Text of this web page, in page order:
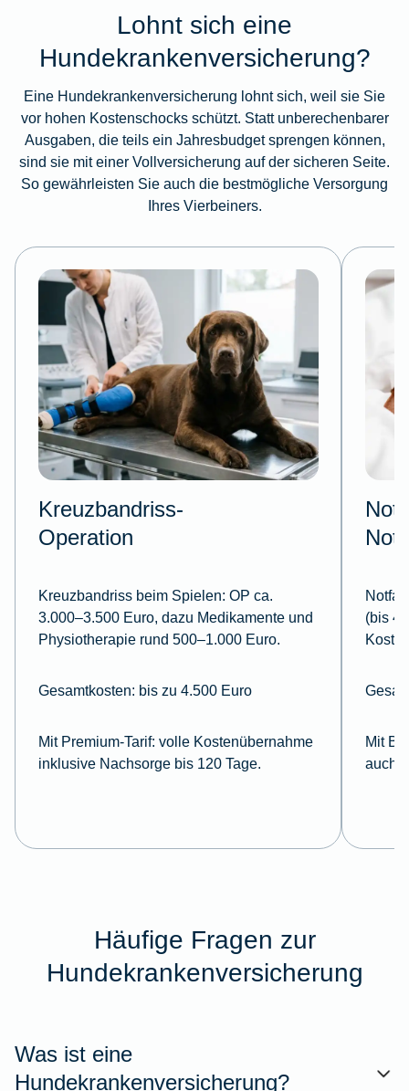
Lohnt sich eine
Hundekrankenversicherung?
Eine Hundekrankenversicherung lohnt sich, weil sie Sie
vor hohen Kostenschocks schützt. Statt unberechenbarer
Ausgaben, die teils ein Jahresbudget sprengen können,
sind sie mit einer Vollversicherung auf der sicheren Seite.
So gewährleisten Sie auch die bestmögliche Versorgung
Ihres Vierbeiners.
Kreuzbandriss-
Operation
Kreuzbandriss beim Spielen: OP ca.
3.000–3.500 Euro, dazu Medikamente und
Physiotherapie rund 500–1.000 Euro.
Gesamtkosten: bis zu 4.500 Euro
Mit Premium-Tarif: volle Kostenübernahme
inklusive Nachsorge bis 120 Tage.
(bis
Mit
auch
Häufige Fragen zur
Hundekrankenversicherung
Was ist eine
Hundekrankenversicherung?